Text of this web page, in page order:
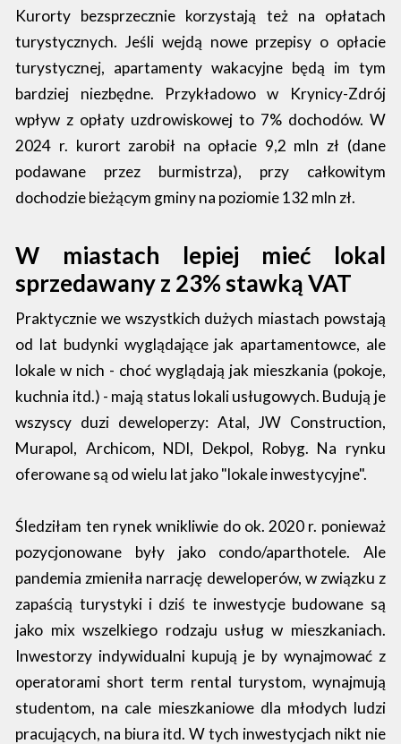
Kurorty bezsprzecznie korzystają też na opłatach
turystycznych. Jeśli wejdą nowe przepisy o opłacie
turystycznej, apartamenty wakacyjne będą im tym
bardziej niezbędne. Przykładowo w Krynicy-Zdrój
wpływ z opłaty uzdrowiskowej to 7% dochodów. W
2024 r. kurort zarobił na opłacie 9,2 mln zł (dane
podawane przez burmistrza), przy całkowitym
dochodzie bieżącym gminy na poziomie 132 mln zł.
W miastach lepiej mieć lokal
sprzedawany z 23% stawką VAT
Praktycznie we wszystkich dużych miastach powstają
od lat budynki wyglądające jak apartamentowce, ale
lokale w nich - choć wyglądają jak mieszkania (pokoje,
kuchnia itd.) - mają status lokali usługowych. Budują je
wszyscy duzi deweloperzy: Atal, JW Construction,
Murapol, Archicom, NDI, Dekpol, Robyg. Na rynku
oferowane są od wielu lat jako "lokale inwestycyjne".
Śledziłam ten rynek wnikliwie do ok. 2020 r. ponieważ
pozycjonowane były jako condo/aparthotele. Ale
pandemia zmieniła narrację deweloperów, w związku z
zapaścią turystyki i dziś te inwestycje budowane są
jako mix wszelkiego rodzaju usług w mieszkaniach.
Inwestorzy indywidualni kupują je by wynajmować z
operatorami short term rental turystom, wynajmują
studentom, na cale mieszkaniowe dla młodych ludzi
pracujących, na biura itd. W tych inwestycjach nikt nie